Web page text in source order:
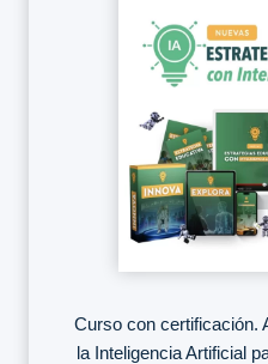
Curso con certificación.
la Inteligencia Artificial